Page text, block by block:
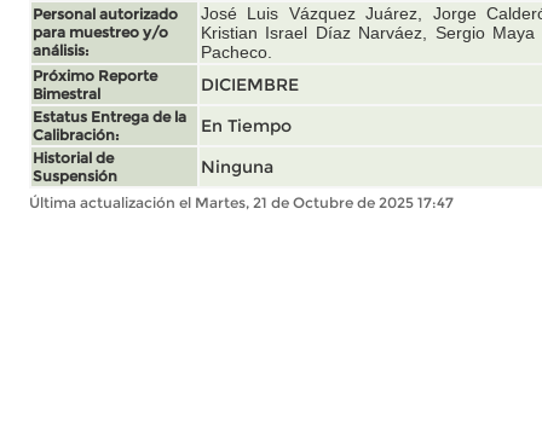
Personal autorizado
para muestreo y/o
análisis:
José Luis Vázquez Juárez, Jorge
Kristian Israel Díaz Narváez, Sergio
Pacheco.
Próximo Reporte
Bimestral
DICIEMBRE
Estatus Entrega de la
Calibración:
En Tiempo
Historial de
Suspensión
Ninguna
Última actualización el Martes, 21 de Octubre de 2025 17:47